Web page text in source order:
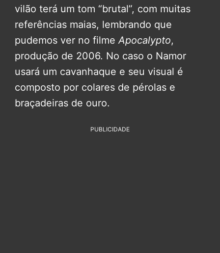
vilão terá um tom “brutal”, com muitas
referências maias, lembrando que
pudemos ver no filmeApocalypto,
produção de 2006. No caso o Namor
usará um cavanhaque e seu visual é
composto por colares de pérolas e
braçadeiras de ouro.
PUBLICIDADE